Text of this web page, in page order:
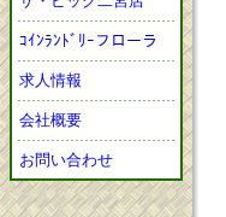
ｺｲﾝﾗﾝﾄﾞﾘｰフローラ
求人情報
会社概要
お問い合わせ